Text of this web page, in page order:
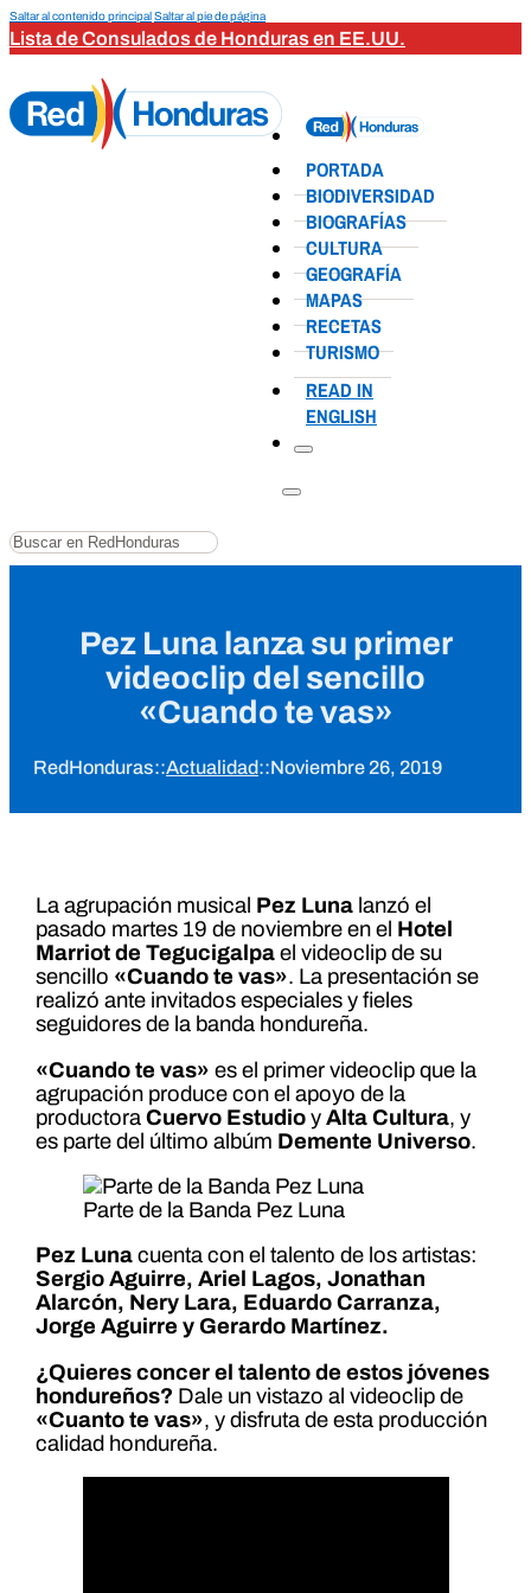
Saltar al contenido principalSaltar al pie de página
Lista de Consulados de Honduras en EE.UU.
PORTADA
BIODIVERSIDAD
BIOGRAFÍAS
CULTURA
GEOGRAFÍA
MAPAS
RECETAS
TURISMO
READ IN
ENGLISH
Buscar
Pez Luna lanza su primer
videoclip del sencillo
«Cuando te vas»
RedHonduras::Actualidad::Noviembre 26, 2019
La agrupación musical Pez Lunalanzó el
pasado martes 19 de noviembre en el Hotel
Marriot de Tegucigalpael videoclip de su
sencillo «Cuando te vas». La presentación se
realizó ante invitados especiales y fieles
seguidores de la banda hondureña.
«Cuando te vas» es el primer videoclip que la
agrupación produce con el apoyo de la
productora Cuervo Estudioy Alta Cultura, y
es parte del último albúm Demente Universo.
Parte de la Banda Pez Luna
Pez Luna cuenta con el talento de los artistas:
Sergio Aguirre, Ariel Lagos, Jonathan
Alarcón, Nery Lara, Eduardo Carranza,
Jorge Aguirre y Gerardo Martínez.
¿Quieres concer el talento de estos jóvenes
hondureños? Dale un vistazo al videoclip de
«Cuanto te vas», y disfruta de esta producción
calidad hondureña.